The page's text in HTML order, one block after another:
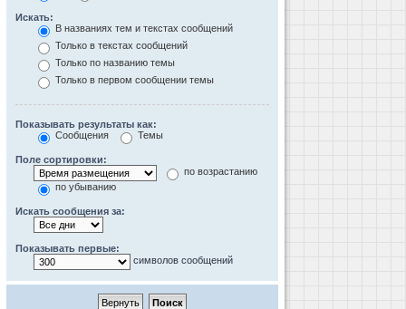
Искать:
В названиях тем и текстах сообщений
Только в текстах сообщений
Только по названию темы
Только в первом сообщении темы
Показывать результаты как:
Сообщения
Темы
Поле сортировки:
по возрастанию
по убыванию
Искать сообщения за:
Показывать первые:
символов сообщений